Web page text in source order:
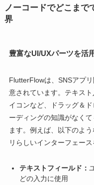
ノーコードでどこま
界
豊富なUI/UXパーツを活
FlutterFlowは、SNSアプ
意されています。テキス
イコンなど、ドラッグ＆
ーディングの知識がなく
ます。例えば、以下のよ
リらしいインターフェー
テキストフィールド：
どの入力に使用